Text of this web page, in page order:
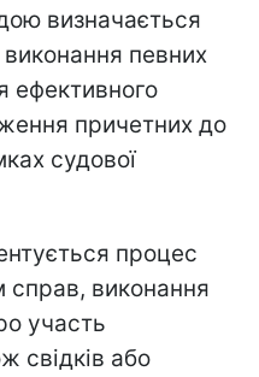
визначається
виконання певних
ефективного
причетних до
судової
процес
справ, виконання
участь
свідків або